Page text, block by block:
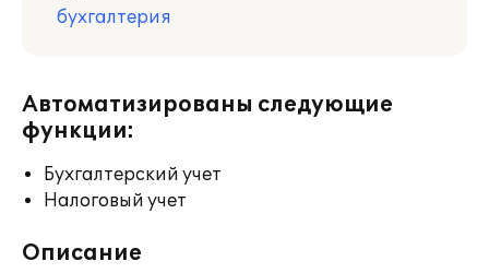
бухгалтерия
Автоматизированы следующие
функции:
Бухгалтерский учет
Налоговый учет
Описание